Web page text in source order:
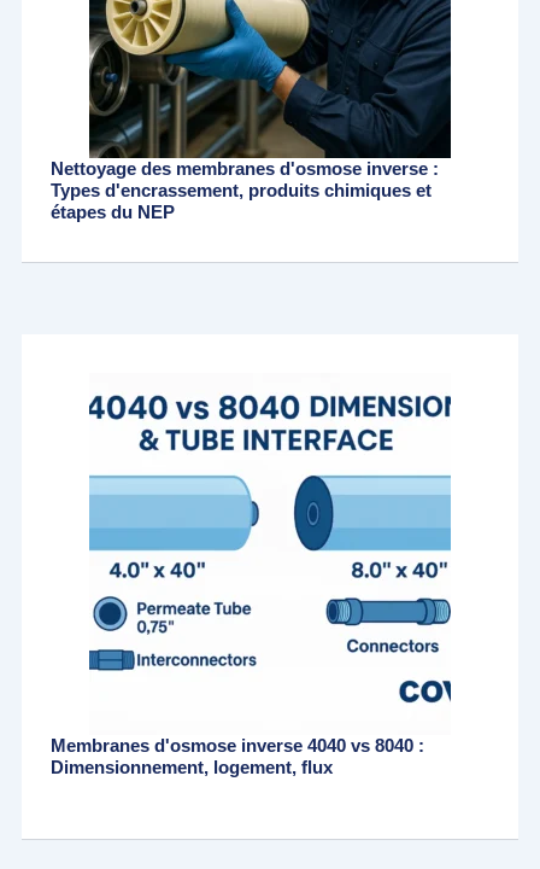
Nettoyage des membranes d'osmose inverse :
Types d'encrassement, produits chimiques et
étapes du NEP
Membranes d'osmose inverse 4040 vs 8040 :
Dimensionnement, logement, flux